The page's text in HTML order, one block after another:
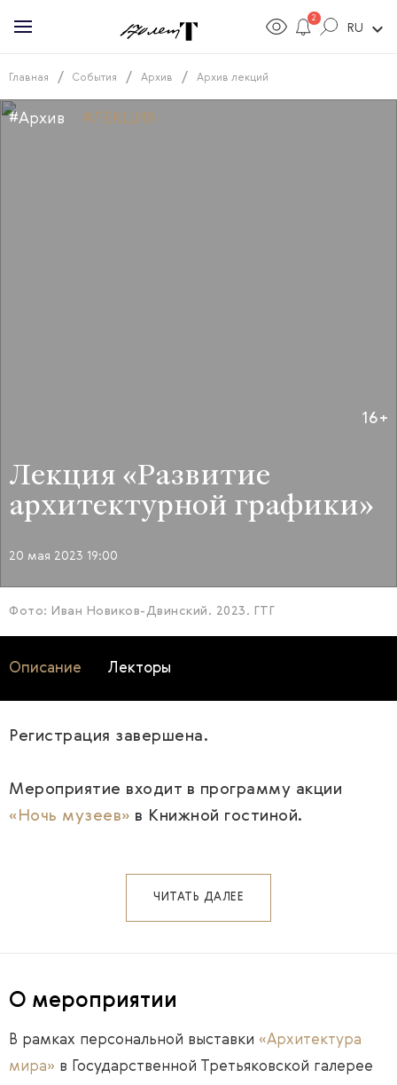
2
RU expand_more
Главная / События / Архив / Архив лекций
#Архив #ЛЕКЦИЯ
16+
Лекция «Развитие
архитектурной графики»
20 мая 2023 19:00
Фото: Иван Новиков-Двинский. 2023. ГТГ
Описание Лекторы
Регистрация завершена.
Мероприятие входит в программу акции
«Ночь музеев» в Книжной гостиной.
ЧИТАТЬ ДАЛЕЕ
О мероприятии
В рамках персональной выставки «Архитектура
мира» в Государственной Третьяковской галерее